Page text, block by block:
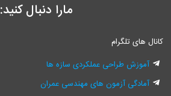
مارا دنبال کنید:
کانال های تلگرام
آموزش طراحی عملکردی سازه ها
آمادگی آزمون های مهندسی عمران